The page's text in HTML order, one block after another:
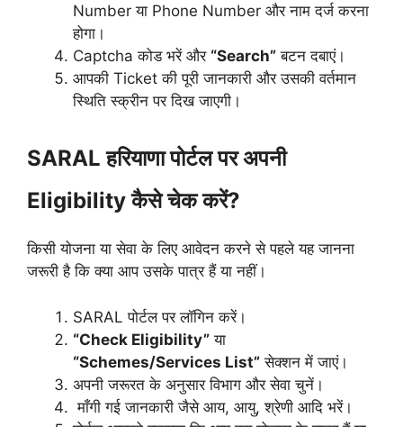
Number या Phone Number और नाम दर्ज करना
होगा।
Captcha कोड भरें और “Search” बटन दबाएं।
आपकी Ticket की पूरी जानकारी और उसकी वर्तमान
स्थिति स्क्रीन पर दिख जाएगी।
SARAL हरियाणा पोर्टल पर अपनी
Eligibility कैसे चेक करें?
किसी योजना या सेवा के लिए आवेदन करने से पहले यह जानना
जरूरी है कि क्या आप उसके पात्र हैं या नहीं।
SARAL पोर्टल पर लॉगिन करें।
“Check Eligibility” या
“Schemes/Services List” सेक्शन में जाएं।
अपनी जरूरत के अनुसार विभाग और सेवा चुनें।
माँगी गई जानकारी जैसे आय, आयु, श्रेणी आदि भरें।